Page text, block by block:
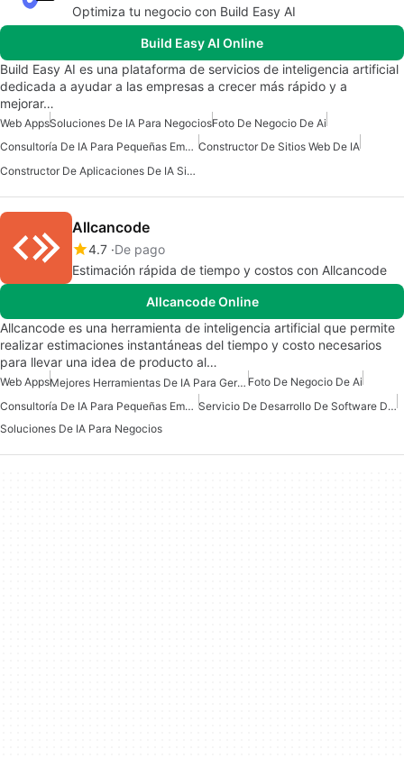
Optimiza tu negocio con Build Easy AI
Build Easy AI Online
Build Easy AI es una plataforma de servicios de inteligencia artificial
dedicada a ayudar a las empresas a crecer más rápido y a
mejorar…
Web AppsSoluciones De IA Para NegociosFoto De Negocio De Ai
Consultoría De IA Para Pequeñas Empresas Constructor De Sitios Web De IA
Constructor De Aplicaciones De IA Sin Código
Allcancode
4.7 De pago
Estimación rápida de tiempo y costos con Allcancode
Allcancode Online
Allcancode es una herramienta de inteligencia artificial que permite
realizar estimaciones instantáneas del tiempo y costo necesarios
para llevar una idea de producto al…
Web Apps Mejores Herramientas De IA Para Gerentes De Producto Foto De Negocio De Ai
Consultoría De IA Para Pequeñas Empresas
Servicio De Desarrollo De Software De IA
Soluciones De IA Para Negocios